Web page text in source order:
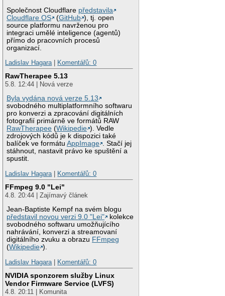
Společnost Cloudflare představila
Cloudflare OS
(GitHub ), tj. open
source platformu navrženou pro
integraci umělé inteligence (agentů)
přímo do pracovních procesů
organizací.
Ladislav Hagara| Komentářů: 0
RawTherapee 5.13
5.8. 12:44 | Nová verze
Byla vydána nová verze 5.13
svobodného multiplatformního softwaru
pro konverzi a zpracování digitálních
fotografií primárně ve formátů RAW
RawTherapee (Wikipedie ). Vedle
zdrojových kódů je k dispozici také
balíček ve formátuAppImage . Stačí jej
stáhnout, nastavit právo ke spuštění a
spustit.
Ladislav Hagara| Komentářů: 0
FFmpeg 9.0 "Lei"
4.8. 20:44 | Zajímavý článek
Jean-Baptiste Kempf na svém blogu
představil novou verzi 9.0 "Lei"
kolekce
svobodného softwaru umožňujícího
nahrávání, konverzi a streamovaní
digitálního zvuku a obrazu FFmpeg
(Wikipedie ).
Ladislav Hagara| Komentářů: 0
NVIDIA sponzorem služby Linux
Vendor Firmware Service (LVFS)
4.8. 20:11 | Komunita